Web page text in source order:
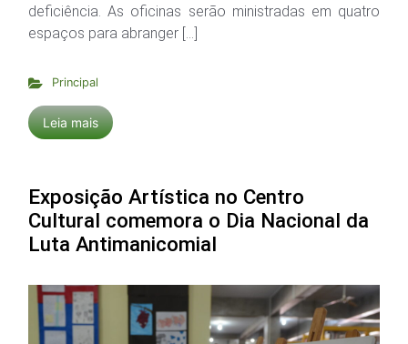
deficiência. As oficinas serão ministradas em quatro
espaços para abranger […]
Principal
Leia mais
Exposição Artística no Centro
Cultural comemora o Dia Nacional da
Luta Antimanicomial